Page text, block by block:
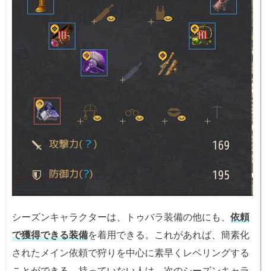
シーズンキャラクターは、トゥバラ装備の他にも、 依頼
で獲得できる装備を着用できる。これがあれば、簡素化
されたメイン依頼で狩りを中心に素早くレベリングする